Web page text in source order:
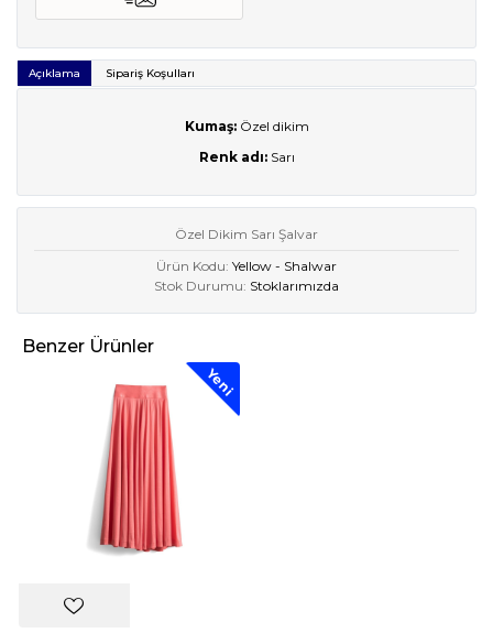
Açıklama Sipariş Koşulları
Kumaş: Özel dikim
Renk adı: Sarı
Özel Dikim Sarı Şalvar
Ürün Kodu: Yellow - Shalwar
Stok Durumu: Stoklarımızda
Benzer Ürünler
Yeni